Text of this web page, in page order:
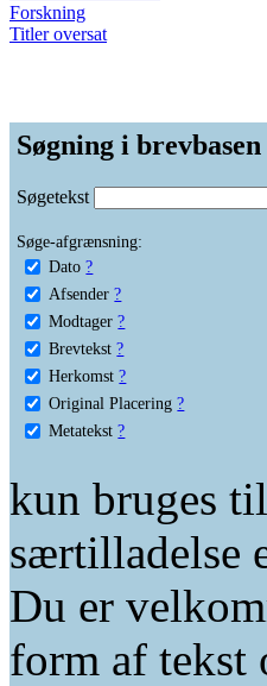
Forskning
Titler oversat
Søgning i brevbasen
Søgetekst
Søge-afgrænsning:
Dato ?
Afsender ?
Modtager ?
Brevtekst ?
Herkomst ?
Original Placering ?
Metatekst ?
kun bruges
særtilladelse
Du er
form af tekst